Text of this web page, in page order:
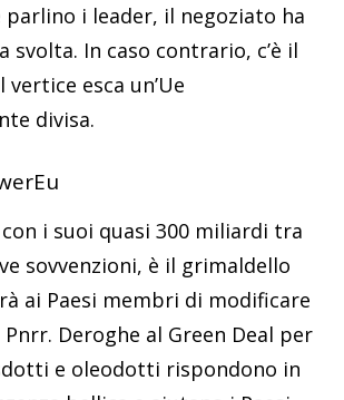
parlino i leader, il negoziato ha
svolta. In caso contrario, c’è il
esca un’Ue
divisa.
con i suoi quasi 300 miliardi tra
sovvenzioni, è il grimaldello
ai Paesi membri di modificare
Deroghe al Green Deal per
e oleodotti rispondono in